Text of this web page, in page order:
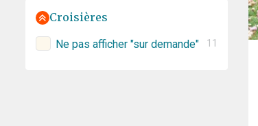
Croisières
Ne pas afficher "sur demande" 11